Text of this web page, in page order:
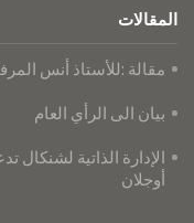
المقالات
مقالة :للأستاذ أنس
بيان الى الرأي العام
الإدارة الذاتية لشنكال
أوجلان